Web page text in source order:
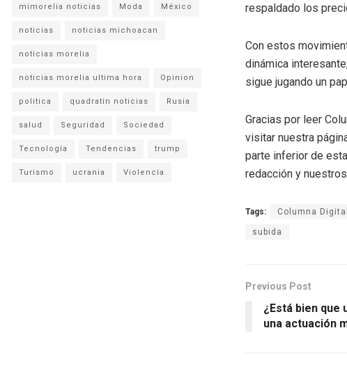
respaldado los
Con estos
dinámica
sigue jugando un
Gracias por leer
visitar nuestra
parte inferior de
redacción y
Tags: Columna Digital
subida
Previous Post
¿Está bien que
una actuación
mimorelia noticias Moda México
noticias noticias michoacan
noticias morelia
noticias morelia ultima hora Opinion
politica quadratin noticias Rusia
salud Seguridad Sociedad
Tecnología Tendencias trump
Turismo ucrania Violencia